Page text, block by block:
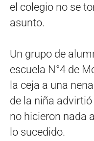
el colegio no se
asunto.
Un grupo de
escuela N°4 de
la ceja a una
de la niña
no hicieron nada
lo sucedido.